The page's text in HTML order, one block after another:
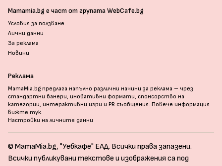
Mamamia.bg е част от групата WebCafe.bg
Условия за ползване
Лични данни
За реклама
Новини
Реклама
MamaMia.bg предлага напълно различни начини за реклама – чрез
стандартни банери, иновативни формати, спонсорство на
категории, интерактивни игри и PR съобщения. Повече информация
вижте тук.
Настройки на личните данни
© MamaMia.bg, "Уебкафе" ЕАД. Всички права запазени.
Всички публикувани текстове и изображения са под